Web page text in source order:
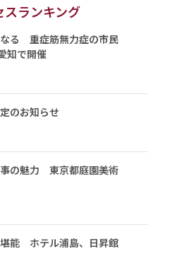
スランキング
る 重症筋無力症の市民
知で開催
のお知らせ
事の魅力 東京都庭園美術
能 ホテル浦島、日昇館